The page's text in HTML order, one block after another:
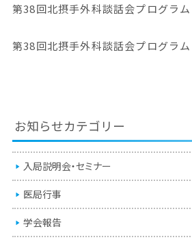
第38回北摂手外科談話会プログラム
第38回北摂手外科談話会プログラム
お知らせカテゴリー
入局説明会・セミナー
医局行事
学会報告